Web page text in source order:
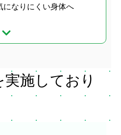
になりにくい身体へ
施しており